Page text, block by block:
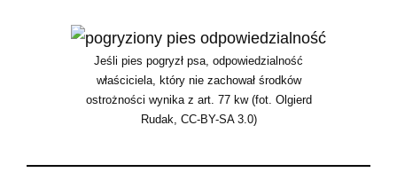
Jeśli pies pogryzł psa, odpowiedzialność
właściciela, który nie zachował środków
ostrożności wynika z art. 77 kw (fot. Olgierd
Rudak, CC-BY-SA 3.0)